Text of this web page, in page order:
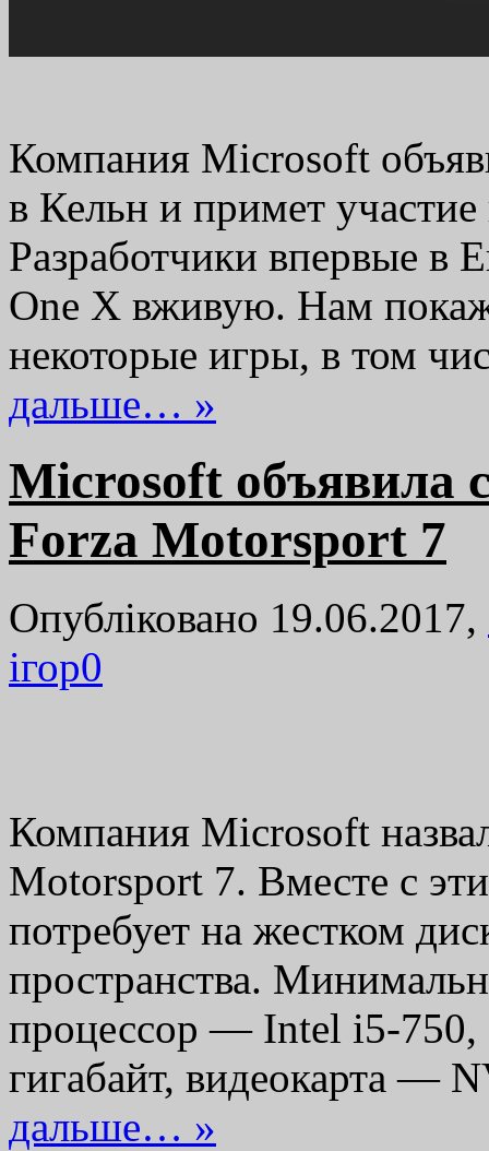
Компания Microsoft
в Кельн и примет
Разработчики впервые в
One X вживую. Нам
некоторые игры, в том
дальше… »
Microsoft объявила
Forza Motorsport 7
Опубліковано 19.06.2017,
ігор0
Компания Microsoft
Motorsport 7. Вместе с
потребует на жестком
пространства.
процессор — Intel i5-750,
гигабайт, видеокарта
дальше… »